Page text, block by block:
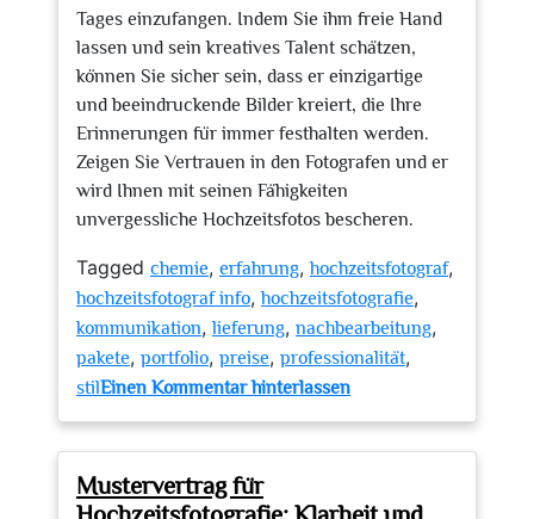
Tages einzufangen. Indem Sie ihm freie Hand
lassen und sein kreatives Talent schätzen,
können Sie sicher sein, dass er einzigartige
und beeindruckende Bilder kreiert, die Ihre
Erinnerungen für immer festhalten werden.
Zeigen Sie Vertrauen in den Fotografen und er
wird Ihnen mit seinen Fähigkeiten
unvergessliche Hochzeitsfotos bescheren.
Tagged chemie, erfahrung,hochzeitsfotograf,
hochzeitsfotograf info,hochzeitsfotografie,
kommunikation,lieferung, nachbearbeitung,
pakete, portfolio, preise, professionalität,
stilEinen Kommentar hinterlassenzu
Hochzeitsfotografie:
Mustervertrag für